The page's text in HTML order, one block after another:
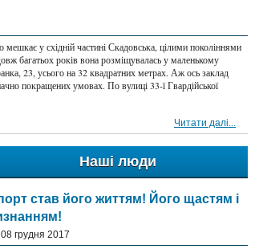
у східній частині Скадовська, цілими поколіннями
багатьох років вона розміщувалась у маленькому
23, усього на 32 квадратних метрах. Аж ось заклад
покращених умовах. По вулиці 33-ї Гвардійської
Читати далі...
Наші люди
став його життям! Його щастям і
08 грудня 2017